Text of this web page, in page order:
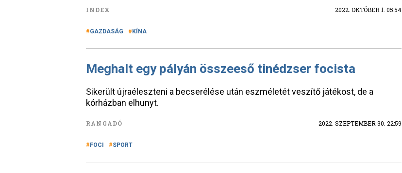
INDEX 2022. OKTÓBER 1. 05:54
GAZDASÁG KÍNA
Meghalt egy pályán összeeső tinédzser focista
Sikerült újraéleszteni a becserélése után eszméletét veszítő játékost, de a
kórházban elhunyt.
RANGADÓ 2022. SZEPTEMBER 30. 22:59
FOCI SPORT